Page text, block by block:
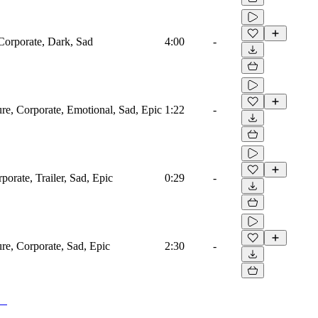
Dark, Sad 4:00 -
Corporate, Emotional, Sad, Epic 1:22 -
Trailer, Sad, Epic 0:29 -
Corporate, Sad, Epic 2:30 -